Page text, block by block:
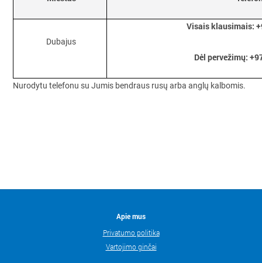
Dubajus
Visais klausimais:
Dėl pervežimų:
Nurodytu telefonu su Jumis bendraus rusų arba anglų kalbomis.
Apie mus
Privatumo politika
Vartojimo ginčai